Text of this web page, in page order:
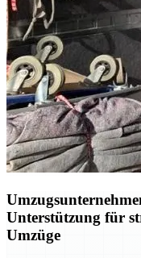
Unterstützung für
Umzüge